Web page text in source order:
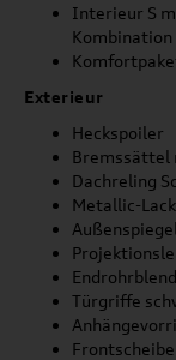
Interieur S
Exterieur
Heckspoiler
Bremssättel
Dachreling
Metallic-
Türgriffe